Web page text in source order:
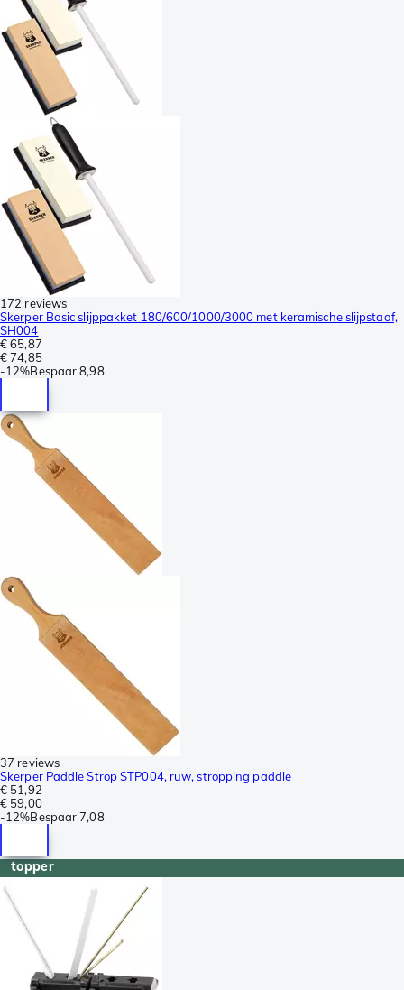
172 reviews
Skerper Basic slijppakket 180/600/1000/3000 met keramische slijpstaaf,
SH004
€ 65,87
€ 74,85
-12%Bespaar 8,98
37 reviews
Skerper Paddle Strop STP004, ruw, stropping paddle
€ 51,92
€ 59,00
-12%Bespaar 7,08
topper